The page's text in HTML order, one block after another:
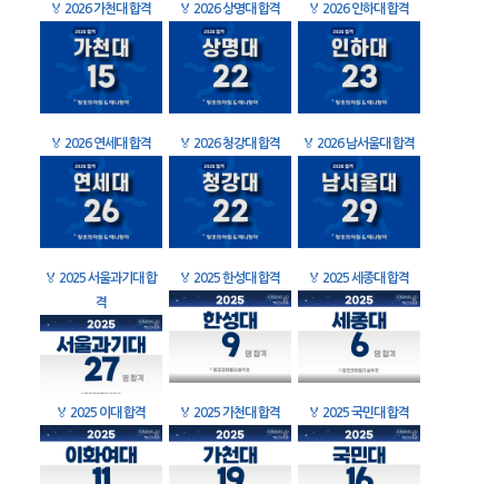
🏅 2026 가천대 합격 🏅 2026 상명대 합격 🏅 2026 인하대 합격
🏅 2026 연세대 합격 🏅 2026 청강대 합격 🏅 2026 남서울대 합격
🏅 2025 서울과기대 합
격
🏅 2025 한성대 합격 🏅 2025 세종대 합격
🏅 2025 이대 합격 🏅 2025 가천대 합격 🏅 2025 국민대 합격